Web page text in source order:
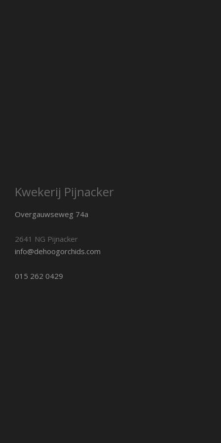
Kwekerij Pijnacker
Overgauwseweg 74a
2641 NG Pijnacker
info@dehoogorchids.com
015 262 0429